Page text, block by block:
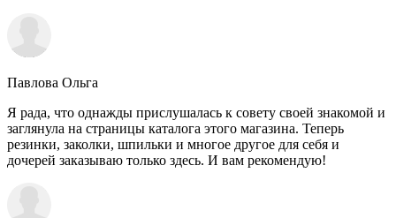
Павлова Ольга
Я рада, что однажды прислушалась к совету своей знакомой и
заглянула на страницы каталога этого магазина. Теперь
резинки, заколки, шпильки и многое другое для себя и
дочерей заказываю только здесь. И вам рекомендую!